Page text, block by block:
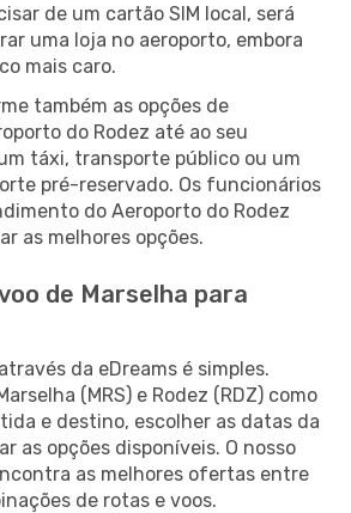
de um cartão SIM local, será
uma loja no aeroporto, embora
mais caro.
também as opções de
do Rodez até ao seu
táxi, transporte público ou um
pré-reservado. Os funcionários
do Aeroporto do Rodez
as melhores opções.
de Marselha para
da eDreams é simples.
(MRS) e Rodez (RDZ) como
e destino, escolher as datas da
as opções disponíveis. O nosso
as melhores ofertas entre
de rotas e voos.